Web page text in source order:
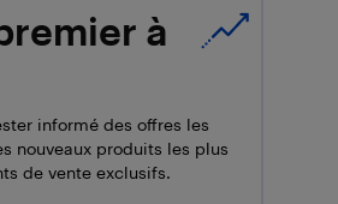
à
informé des offres les
nouveaux produits les plus
de vente exclusifs.